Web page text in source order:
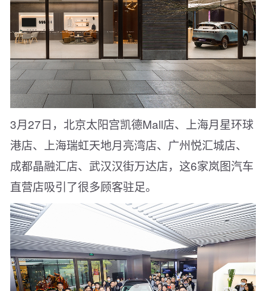
3月27日，北京太阳宫凯德Mall店、上海月星环球
港店、上海瑞虹天地月亮湾店、广州悦汇城店、
成都晶融汇店、武汉汉街万达店，这6家岚图汽车
直营店吸引了很多顾客驻足。